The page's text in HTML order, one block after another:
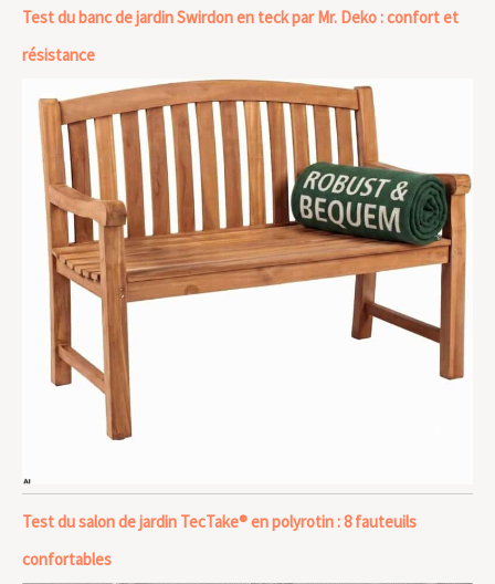
Test du banc de jardin Swirdon en teck par Mr. Deko : confort et
résistance
Test du salon de jardin TecTake® en polyrotin : 8 fauteuils
confortables